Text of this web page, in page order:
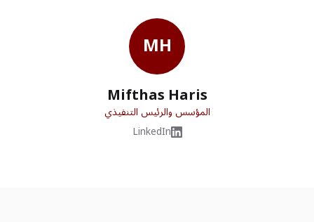
MH
Mifthas Haris
المؤسس والرئيس التنفيذي
LinkedIn